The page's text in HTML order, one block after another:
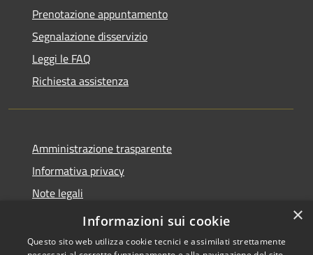
Prenotazione appuntamento
Segnalazione disservizio
Leggi le FAQ
Richiesta assistenza
Amministrazione trasparente
Informativa privacy
Note legali
Dichiarazione di accessibilità
×
Informazioni sui cookie
Questo sito web utilizza cookie tecnici e assimilati strettamente